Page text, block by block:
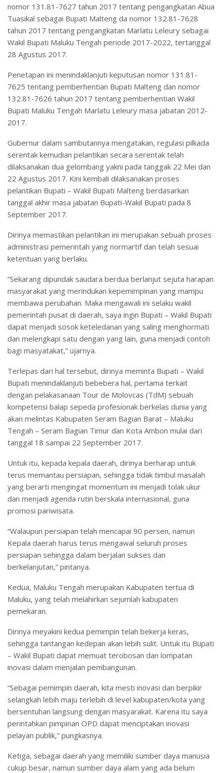
nomor 131.81-7627 tahun 2017 tentang pengangkatan Abua
Tuasikal sebagai Bupati Malteng da nomor 132.81-7628
tahun 2017 tentang pengangkatan Marlatu Leleury sebagai
Wakil Bupati Maluku Tengah periode 2017-2022, tertanggal
28 Agustus 2017.
Penetapan ini menindaklanjuti keputusan nomor 131.81-
7625 tentang pemberhentian Bupati Malteng dan nomor
132.81-7626 tahun 2017 tentang pemberhentian Wakil
Bupati Maluku Tengah Marlatu Leleury masa jabatan 2012-
2017.
Gubernur dalam sambutannya mengatakan, regulasi pilkada
serentak kemudian pelantikan secara serentak telah
dilaksanakan dua gelombang yakni pada tanggak 22 Mei dan
22 Agustus 2017. Kini kembali dilaksanakan proses
pelantikan Bupati – Wakil Bupati Malteng berdasarkan
tanggal akhir masa jabatan Bupati-Wakil Bupati pada 8
September 2017.
Dirinya memastikan pelantikan ini merupakan sebuah proses
administrasi pemerintah yang normartif dan telah sesuai
ketentuan yang berlaku.
“Sekarang dipundak saudara berdua berlanjut sejuta harapan
masyarakat yang merindukan kepemimpinan yang mampu
membawa perubahan. Maka mengawali ini selaku wakil
pemerintah pusat di daerah, saya ingin Bupati – Wakil Bupati
dapat menjadi sosok keteledanan yang saling menghormati
dan melengkapi satu dengan yang lain, guna menjadi contoh
bagi masyatakat,” ujarnya.
Terlepas dari hal tersebut, dirinya meminta Bupati – Wakil
Bupati menindaklanjuti bebebera hal, pertama terkait
dengan pelakasanaan Tour de Molovcas (TdM) sebuah
kompetensi balap sepeda profesionak berkelas dunia yang
akan melintas Kabupaten Seram Bagian Barat – Maluku
Tengah – Seram Bagian Timur dan Kota Ambon mulai dari
tanggal 18 sampai 22 September 2017.
Untuk itu, kepada kepala daerah, dirinya berharap untuk
terus memantau persiapan, sehingga tidak timbul masalah
yang berarti mengingat momentum ini menjadi tolak ukur
dan menjadi agenda rutin berskala internasional, guna
promosi pariwisata.
“Walaupun persiapan telah mencapai 90 persen, namun
Kepala daerah harus terus mengawal seluruh proses
persiapan sehingga dalam berjalan sukses dan
berkelanjutan,” pintanya.
Kedua, Maluku Tengah merupakan Kabupaten tertua di
Maluku, yang telah melahirkan sejumlah kabupaten
pemekaran.
Dirinya meyakini kedua pemimpin telah bekerja keras,
sehingga tantangan kedepan akan lebih sulit. Untuk itu Bupati
– Wakil Bupati dapat memuat terobosan dan lompatan
inovasi dalam menjalan pembangunan.
“Sebagai pemimpin daerah, kita mesti inovasi dan berpikir
selangkah lebih maju terlebih di level kabupaten/kota yang
bersentuhan langsung dengan masyarakat. Karena itu saya
perintahkan pimpinan OPD dapat menciptakan inovasi
pelayan publik,” pungkasnya.
Ketiga, sebagai daerah yang memiliki sumber daya manusia
cukup besar, namun sumber daya alam yang ada belum